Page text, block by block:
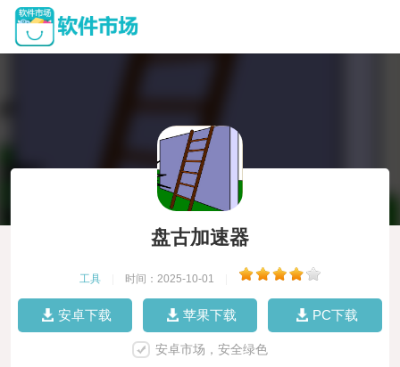
盘古加速器
工具 时间：2025-10-01
安卓下载 苹果下载 PC下载
安卓市场，安全绿色